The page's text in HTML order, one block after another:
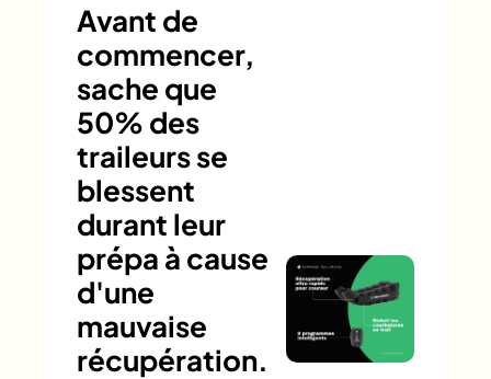
Avant de
commencer,
sache que
50% des
traileurs se
blessent
durant leur
prépa à cause
d'une
mauvaise
récupération.